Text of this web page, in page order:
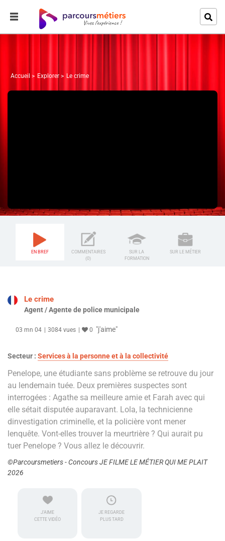
Accueil Explorer Le crime
EN BREF
COMMENTAIRES
(0)
SUR LA
FORMATION
SUR LE MÉTIER
Le crime
Agent / Agente de police municipale
03 mn 04 3084 vues 0 "j'aime"
Secteur : Services à la personne et à la collectivité
Penelope, une étudiante sans problème se retrouve du jour
au lendemain tuée. Deux premières suspectes sont
interrogées : Agathe sa meilleure amie et Farah avec qui
elle sétait disputée auparavant. Lola, la technicienne
dinvestigation criminelle, et la policière vont mener
lenquête. Vont-elles trouver la meurtrière ? Qui aurait pu
tuer Penelope ? Vous allez le découvrir.
©Parcoursmetiers - Concours JE FILME LE MÉTIER QUI ME PLAIT
2026
J'AIME
CETTE VIDÉO
JE REGARDE
PLUS TARD